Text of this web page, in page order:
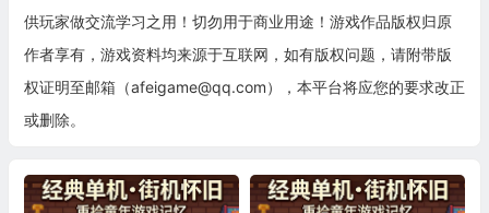
供玩家做交流学习之用！切勿用于商业用途！游戏作品版权归原
作者享有，游戏资料均来源于互联网，如有版权问题，请附带版
权证明至邮箱（afeigame@qq.com），本平台将应您的要求改正
或删除。